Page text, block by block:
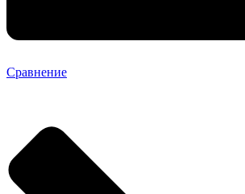
Сравнение